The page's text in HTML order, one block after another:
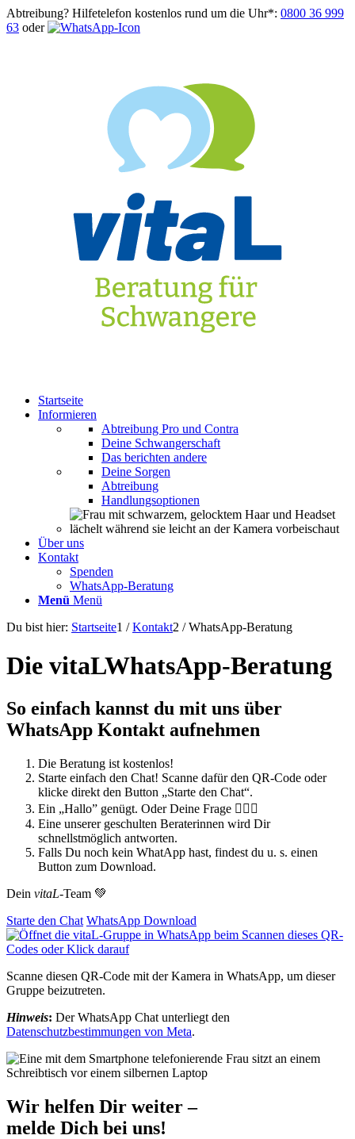
Abtreibung? Hilfetelefon kostenlos rund um die Uhr*: 0800 36 999
63 oder
Startseite
Informieren
Abtreibung Pro und Contra
Deine Schwangerschaft
Das berichten andere
Deine Sorgen
Abtreibung
Handlungsoptionen
Über uns
Kontakt
Spenden
WhatsApp-Beratung
Menü Menü
Du bist hier: Startseite1 / Kontakt2 / WhatsApp-Beratung
Die vitaLWhatsApp-Beratung
So einfach kannst du mit uns über
WhatsApp Kontakt aufnehmen
Die Beratung ist kostenlos!
Starte einfach den Chat! Scanne dafür den QR-Code oder
klicke direkt den Button „Starte den Chat“.
Ein „Hallo” genügt. Oder Deine Frage 🙋🏼‍♀️
Eine unserer geschulten Beraterinnen wird Dir
schnellstmöglich antworten.
Falls Du noch kein WhatApp hast, findest du u. s. einen
Button zum Download.
Dein vitaL-Team 💚
Starte den Chat WhatsApp Download
Scanne diesen QR-Code mit der Kamera in WhatsApp, um dieser
Gruppe beizutreten.
Hinweis: Der WhatsApp Chat unterliegt den
Datenschutzbestimmungen von Meta.
Wir helfen Dir weiter –
melde Dich bei uns!